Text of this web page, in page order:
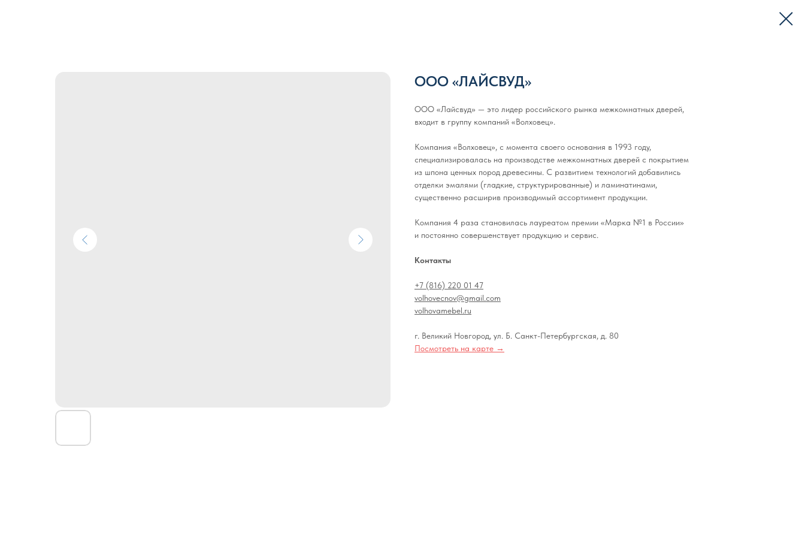
ООО «ЛАЙСВУД»
ООО «Лайсвуд» — это лидер российского рынка межкомнатных дверей,
входит в группу компаний «Волховец».
Компания «Волховец», с момента своего основания в 1993 году,
специализировалась на производстве межкомнатных дверей с покрытием
из шпона ценных пород древесины. С развитием технологий добавились
отделки эмалями (гладкие, структурированные) и ламинатинами,
существенно расширив производимый ассортимент продукции.
Компания 4 раза становилась лауреатом премии «Марка №1 в России»
и постоянно совершенствует продукцию и сервис.
Контакты
+7 (816) 220 01 47
volhovecnov@gmail.com
volhovamebel.ru
г. Великий Новгород, ул. Б. Санкт-Петербургская, д. 80
Посмотреть на карте →